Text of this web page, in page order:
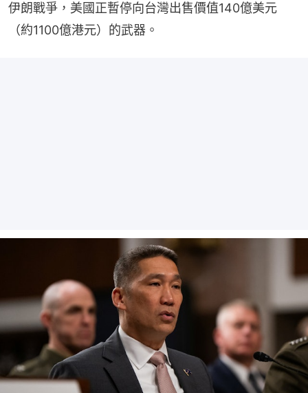
伊朗戰爭，美國正暫停向台灣出售價值140億美元
（約1100億港元）的武器。